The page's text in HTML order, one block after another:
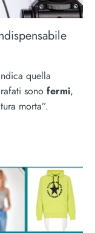
quella
sono fermi,
morta”.